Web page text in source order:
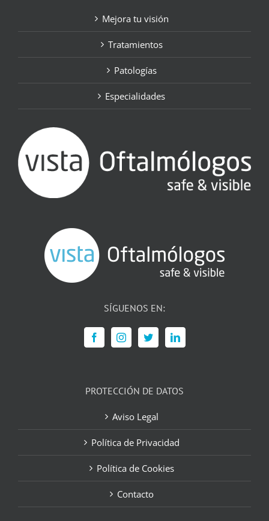
Mejora tu visión
Tratamientos
Patologías
Especialidades
SÍGUENOS EN:
PROTECCIÓN DE DATOS
Aviso Legal
Política de Privacidad
Política de Cookies
Contacto